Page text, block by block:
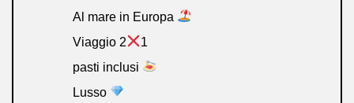
Al mare in Europa
Viaggio 2
1
pasti inclusi
Lusso